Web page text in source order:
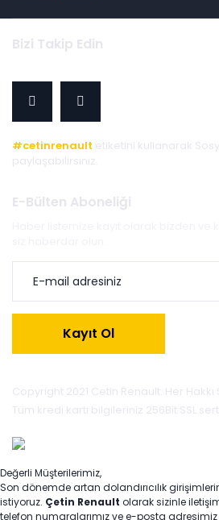
Bizi Takip Edin
#cetinrenault etiketini kullanarak
paylaşabilirsiniz.
E-Bülten Aboneliği
Kayıt Ol
Copyright 2021 Cetin Renault. Her Hakkı
Tüm kredi kartı bilgileriniz 256Bit SSL
Değerli Müşterilerimiz,
Son dönemde artan dolandırıcılık
istiyoruz. Çetin Renault olarak sizinle
telefon numaralarımız ve e-posta